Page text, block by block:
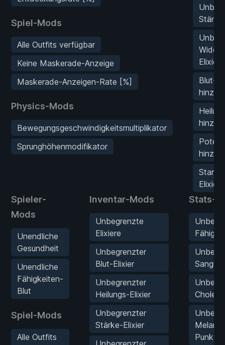
Spiel-Mods
Alle Outfits verfügbar
Keine Maskerade-Anzeige
Maskerade-Anzeigen-Rate [%]
Physics-Mods
Bewegungsgeschwindigkeitsmultiplikator
Sprunghöhenmodifikator
Elixier
Blut-
Elixier
Spieler-
Mods
Unendliche
Gesundheit
Unendliche
Fähigkeiten-
Blut
Spiel-Mods
Alle Outfits
Inventar-Mods
Unbegrenzte
Elixiere
Unbegrenzter
Blut-Elixier
Unbegrenzter
Heilungs-Elixier
Unbegrenzter
Stärke-Elixier
Stats-
Punkte